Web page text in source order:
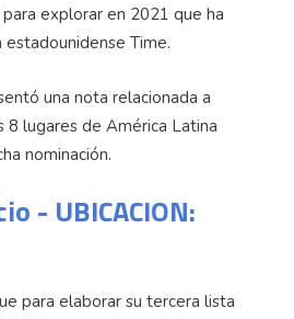
explorar en 2021 que ha
Time.
una nota relacionada a
lugares de América Latina
nominación.
- UBICACION:
para elaborar su tercera lista